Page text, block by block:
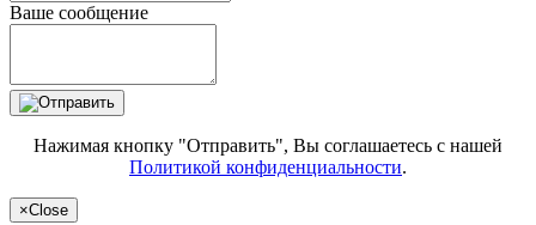
Ваше сообщение
Нажимая кнопку "Отправить", Вы соглашаетесь с нашей
Политикой конфиденциальности.
×Close